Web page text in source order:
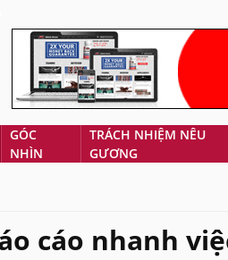
GÓC
NHÌN
TRÁCH NHIỆM NÊU
GƯƠNG
cáo nhanh